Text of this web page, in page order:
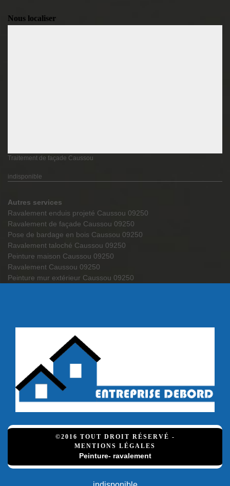
Nous localiser
Traitement de façade Caussou
indisponible
Autres services
Ravalement enduis projeté Caussou 09250
Ravalement de façade Caussou 09250
Pose de bardage en bois Caussou 09250
Ravalement taloché Caussou 09250
Peinture maison Caussou 09250
Ravalement Caussou 09250
Peinture mur extérieur Caussou 09250
©2016 TOUT DROIT RÉSERVÉ -
MENTIONS LÉGALES
Peinture- ravalement